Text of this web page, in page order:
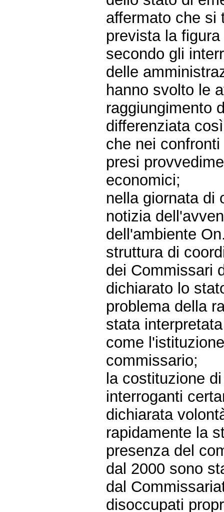
affermato che si
prevista la
secondo gli
delle
hanno svolto le
raggiungimento
differenziata
che nei
presi
economici;
nella giornata di
notizia
dell'ambiente
struttura di
dei Commissari
dichiarato lo
problema della
stata
come
commissario;
la costituzione
interroganti
dichiarata
rapidamente la
presenza del
dal 2000 sono
dal
disoccupati